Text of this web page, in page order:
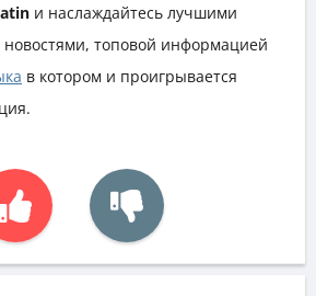
и наслаждайтесь лучшими
топовой информацией
в котором и проигрывается